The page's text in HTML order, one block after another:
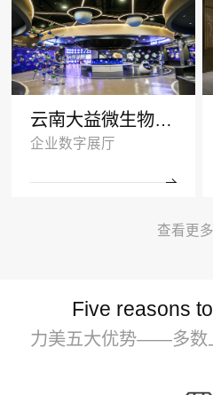
云南大益微生物奥秘厅效果图
企业数字展厅
查看更多
Five reasons
力美五大优势——多数